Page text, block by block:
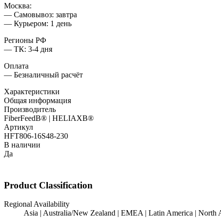
Москва:
— Самовывоз: завтра
— Курьером: 1 день
Регионы РФ
— ТК: 3-4 дня
Оплата
— Безналичный расчёт
Характеристики
Общая информация
Производитель
FiberFeedВ® | HELIAXВ®
Артикул
HFT806-16S48-230
В наличии
Да
Product Classification
Regional Availability
Asia | Australia/New Zealand | EMEA | Latin America | North